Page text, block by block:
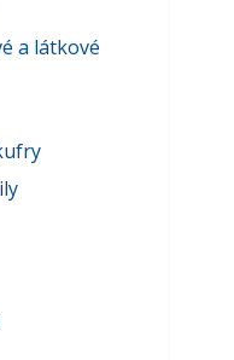
a látkové